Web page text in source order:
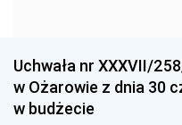
Dziennik Urzędowy
Społecznej
Uchwała nr XXXVII/
w Ożarowie z dnia 30
w budżecie